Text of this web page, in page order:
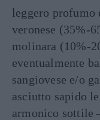
leggero
veronese (35%-
molinara (10%-
eventualmente
sangiovese e/o
asciutto sapido
armonico sottile